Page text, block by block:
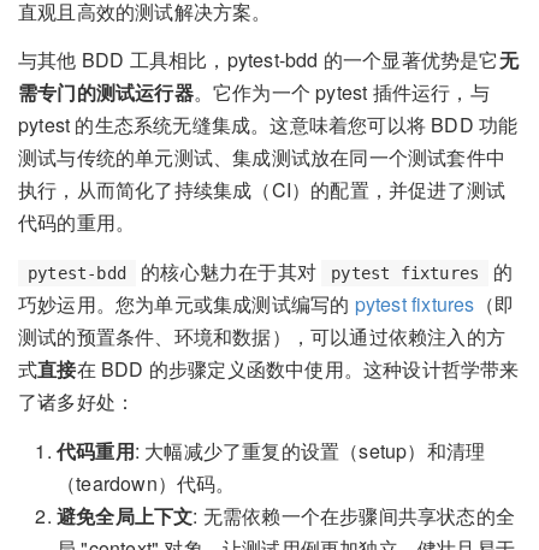
直观且高效的测试解决方案。
与其他 BDD 工具相比，pytest-bdd 的一个显著优势是它无
需专门的测试运行器。它作为一个 pytest 插件运行，与
pytest 的生态系统无缝集成。这意味着您可以将 BDD 功能
测试与传统的单元测试、集成测试放在同一个测试套件中
执行，从而简化了持续集成（CI）的配置，并促进了测试
代码的重用。
pytest-bdd 的核心魅力在于其对 pytest fixtures
的
巧妙运用。您为单元或集成测试编写的 pytest fixtures （即
测试的预置条件、环境和数据），可以通过依赖注入的方
式直接在 BDD 的步骤定义函数中使用。这种设计哲学带来
了诸多好处：
代码重用: 大幅减少了重复的设置（setup）和清理
（teardown）代码。
避免全局上下文: 无需依赖一个在步骤间共享状态的全